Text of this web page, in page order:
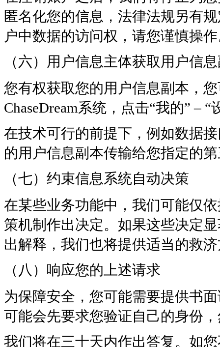
匿名化您的信息，法律法规另有
户中数据的访问权，请您谨慎操
（六）用户信息主体获取用户信
您有权获取您的用户信息副本，
ChaseDream系统，点击“我的” – “
在技术可行的前提下，例如数据
的用户信息副本传输给您指定的
（七）约束信息系统自动决策
在某些业务功能中，我们可能仅
策机制作出决定。如果这些决定
出解释，我们也将提供适当的救
（八）响应您的上述请求
为保障安全，您可能需要提供书
可能会先要求您验证自己的身份
我们将在三十天内作出答复。如